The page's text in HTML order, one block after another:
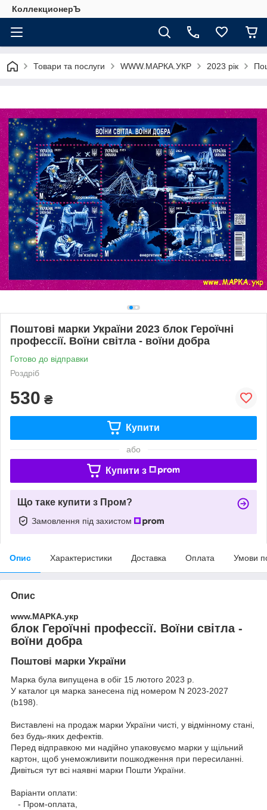
КоллекционерЪ
Товари та послуги WWW.МАРКА.УКР 2023 рік
Поштові марки України 2023 блок Героїчні
профессії. Воїни світла - воїни добра
Готово до відправки
Роздріб
530 ₴
Купити
або
Купити з
Що таке купити з Пром?
Замовлення під захистом
Опис Характеристики Доставка Оплата Умови
Опис
www.МАРКА.укр
блок Героїчні профессії. Воїни світла -
воїни добра
Поштові марки України
Марка була випущена в обіг 15 лютого 2023 р.
У каталог ця марка занесена під номером N 2023-2027
(b198).
Виставлені на продаж марки України чисті, у відмінному стані,
без будь-яких дефектів.
Перед відправкою ми надійно упаковуємо марки у щільний
картон, щоб унеможливити пошкодження при пересиланні.
Дивіться тут всі наявні марки Пошти України.
Варіанти оплати:
- Пром-оплата,